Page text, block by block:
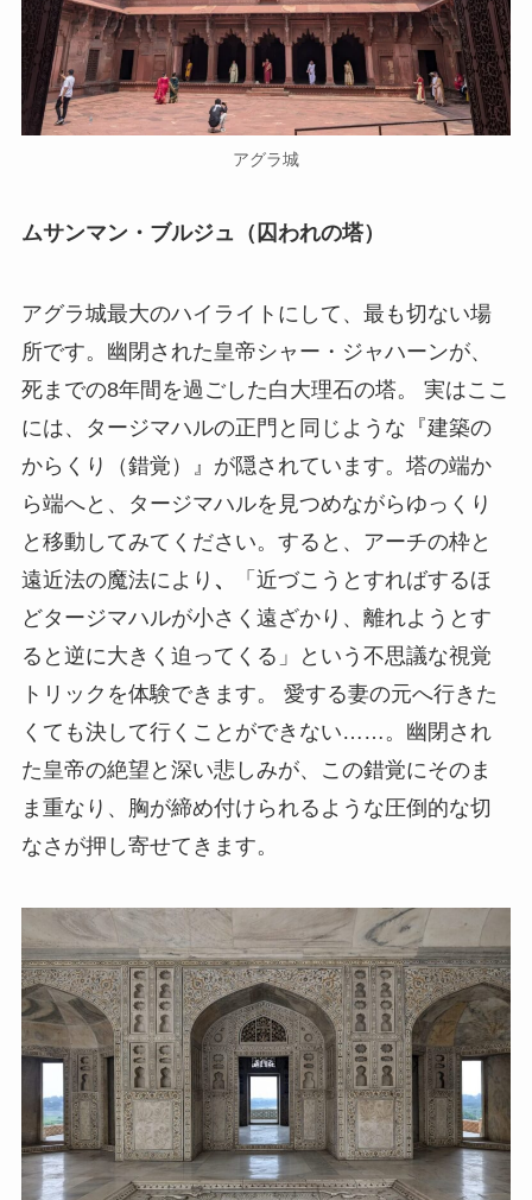
アグラ城
ムサンマン・ブルジュ（囚われの塔）
アグラ城最大のハイライトにして、最も切ない場
所です。幽閉された皇帝シャー・ジャハーンが、
死までの8年間を過ごした白大理石の塔。 実はここ
には、タージマハルの正門と同じような『建築の
からくり（錯覚）』が隠されています。塔の端か
ら端へと、タージマハルを見つめながらゆっくり
と移動してみてください。すると、アーチの枠と
遠近法の魔法により 、
「近づこうとすればするほ
どタージマハルが小さく遠ざかり、離れようとす
ると逆に大きく迫ってくる」という不思議な視覚
トリックを体験できます。 愛する妻の元へ行きた
くても決して行くことができない……。幽閉され
た皇帝の絶望と深い悲しみが、この錯覚にそのま
ま重なり、胸が締め付けられるような圧倒的な切
なさが押し寄せてきます。